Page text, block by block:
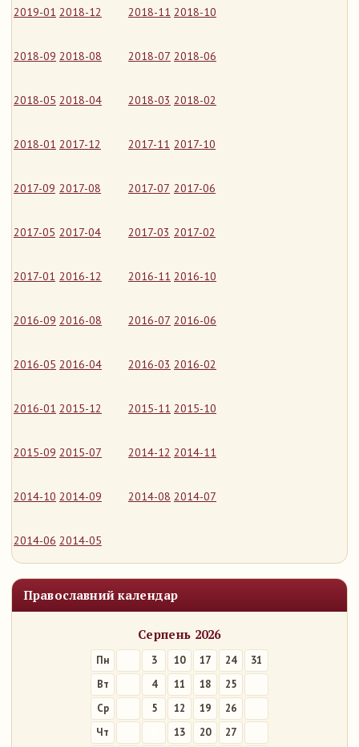
2019-01 2018-12 2018-11 2018-10
2018-09 2018-08 2018-07 2018-06
2018-05 2018-04 2018-03 2018-02
2018-01 2017-12 2017-11 2017-10
2017-09 2017-08 2017-07 2017-06
2017-05 2017-04 2017-03 2017-02
2017-01 2016-12 2016-11 2016-10
2016-09 2016-08 2016-07 2016-06
2016-05 2016-04 2016-03 2016-02
2016-01 2015-12 2015-11 2015-10
2015-09 2015-07 2014-12 2014-11
2014-10 2014-09 2014-08 2014-07
2014-06 2014-05
Православний календар
Серпень 2026
Пн 3 10 17 24
31
Вт
4 11 18
25
Ср
5 12 19
26
Чт
13 20
27